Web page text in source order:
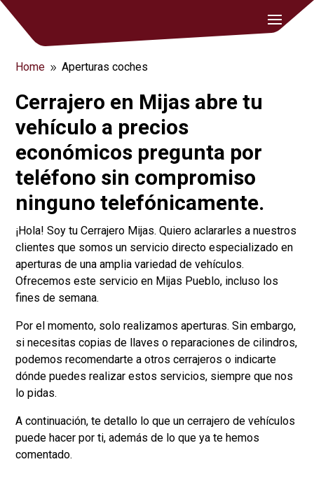
Home 9 Aperturas coches
Cerrajero en Mijas abre tu
vehículo a precios
económicos pregunta por
teléfono sin compromiso
ninguno telefónicamente.
¡Hola! Soy tu Cerrajero Mijas. Quiero aclararles a nuestros
clientes que somos un servicio directo especializado en
aperturas de una amplia variedad de vehículos.
Ofrecemos este servicio en Mijas Pueblo, incluso los
fines de semana.
Por el momento, solo realizamos aperturas. Sin embargo,
si necesitas copias de llaves o reparaciones de cilindros,
podemos recomendarte a otros cerrajeros o indicarte
dónde puedes realizar estos servicios, siempre que nos
lo pidas.
A continuación, te detallo lo que un cerrajero de vehículos
puede hacer por ti, además de lo que ya te hemos
comentado.